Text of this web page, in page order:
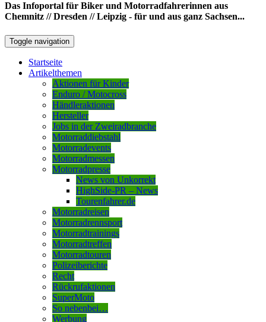
Das Infoportal für Biker und Motorradfahrerinnen aus
Chemnitz // Dresden // Leipzig - für und aus ganz Sachsen...
Toggle navigation
Startseite
Artikelthemen
Aktionen für Kinder
Enduro / Motocross
Händleraktionen
Hersteller
Jobs in der Zweiradbranche
Motorraddiebstahl
Motorradevents
Motorradmessen
Motorradpresse
News von Unkorrekt
HighSide-PR – News
Tourenfahrer.de
Motorradreisen
Motorradrennsport
Motorradtrainings
Motorradtreffen
Motorradtouren
Polizeiberichte
Recht
Rückrufaktionen
SuperMoto
So nebenbei…
Werbung